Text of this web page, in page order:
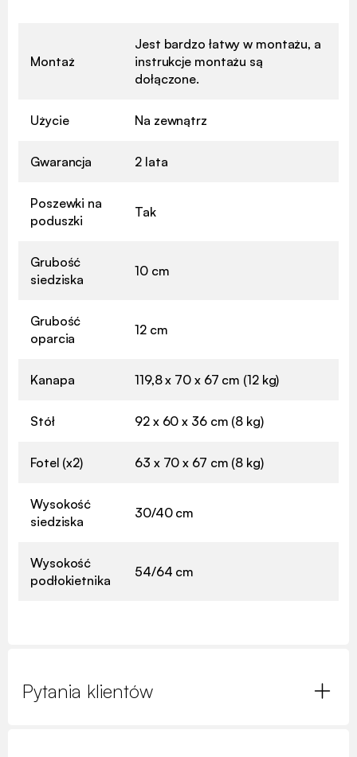
Montaż
Jest bardzo łatwy w montażu, a
instrukcje montażu są
dołączone.
Użycie Na zewnątrz
Gwarancja 2 lata
Poszewki na
poduszki
Tak
Grubość
siedziska
10 cm
Grubość
oparcia
12 cm
Kanapa 119,8 x 70 x 67 cm (12 kg)
Stół 92 x 60 x 36 cm (8 kg)
Fotel (x2) 63 x 70 x 67 cm (8 kg)
Wysokość
siedziska
30/40 cm
Wysokość
podłokietnika
54/64 cm
Pytania klientów